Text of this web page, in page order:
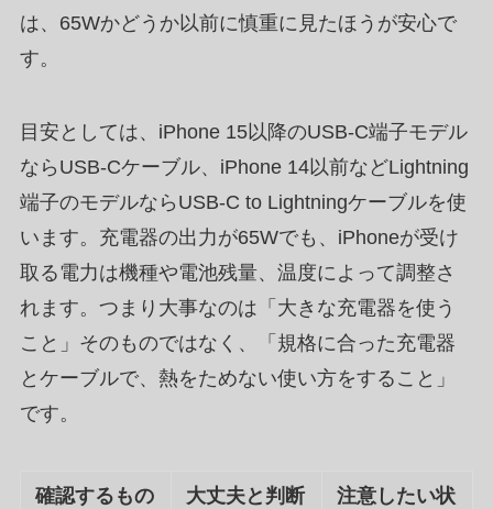
は、65Wかどうか以前に慎重に見たほうが安心で
す。
目安としては、iPhone 15以降のUSB-C端子モデル
ならUSB-Cケーブル、iPhone 14以前などLightning
端子のモデルならUSB-C to Lightningケーブルを使
います。充電器の出力が65Wでも、iPhoneが受け
取る電力は機種や電池残量、温度によって調整さ
れます。つまり大事なのは「大きな充電器を使う
こと」そのものではなく、「規格に合った充電器
とケーブルで、熱をためない使い方をすること」
です。
確認するもの
大丈夫と判断
注意したい状